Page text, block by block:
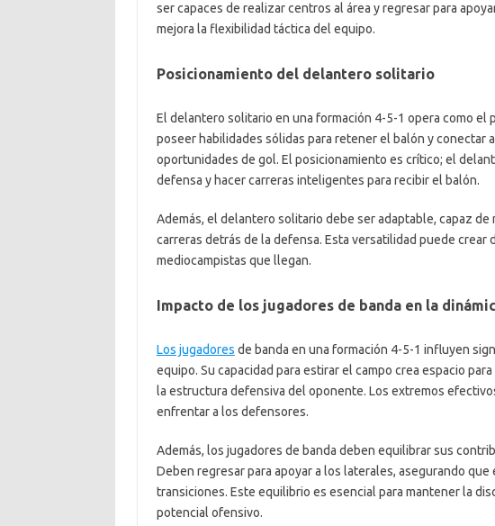
ser capaces de realizar centros al área y regresar para
mejora la flexibilidad táctica del equipo.
Posicionamiento del delantero solitario
El delantero solitario en una formación 4-5-1 opera como el
poseer habilidades sólidas para retener el balón y conectar
oportunidades de gol. El posicionamiento es crítico; el
defensa y hacer carreras inteligentes para recibir el balón.
Además, el delantero solitario debe ser adaptable, capaz
carreras detrás de la defensa. Esta versatilidad puede crear
mediocampistas que llegan.
Impacto de los jugadores de banda en la
Los jugadores de banda en una formación 4-5-1 influyen
equipo. Su capacidad para estirar el campo crea espacio
la estructura defensiva del oponente. Los extremos
enfrentar a los defensores.
Además, los jugadores de banda deben equilibrar sus
Deben regresar para apoyar a los laterales, asegurando
transiciones. Este equilibrio es esencial para mantener la
potencial ofensivo.